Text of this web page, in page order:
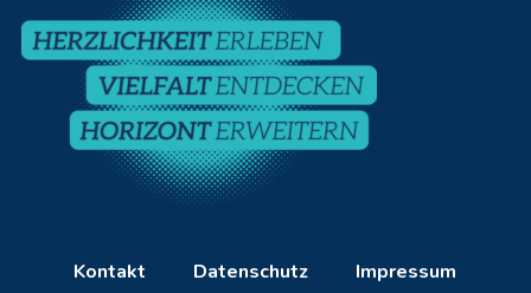
Kontakt Datenschutz Impressum